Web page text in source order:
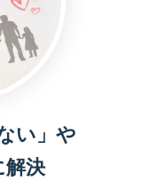
い」や
解決